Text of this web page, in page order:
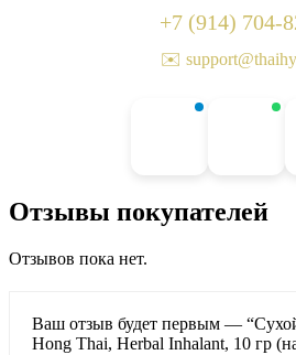
+7 (914) 704-
✉️
Отзывы покупателей
Отзывов пока нет.
Ваш отзыв будет первым —
Hong Thai, Herbal Inhalant, 10 гр